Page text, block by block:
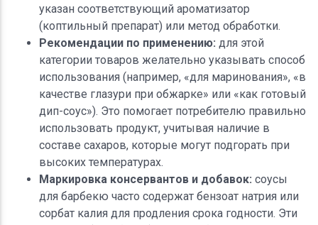
указан соответствующий ароматизатор
(коптильный препарат) или метод обработки.
Рекомендации по применению: для этой
категории товаров желательно указывать способ
использования (например, «для маринования», «в
качестве глазури при обжарке» или «как готовый
дип-соус»). Это помогает потребителю правильно
использовать продукт, учитывая наличие в
составе сахаров, которые могут подгорать при
высоких температурах.
Маркировка консервантов и добавок: соусы
для барбекю часто содержат бензоат натрия или
сорбат калия для продления срока годности. Эти